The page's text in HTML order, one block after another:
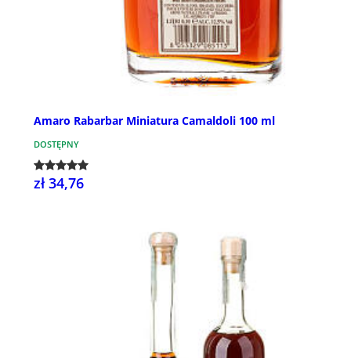
Amaro Rabarbar Miniatura Camaldoli 100 ml
DOSTĘPNY
zł 34,76